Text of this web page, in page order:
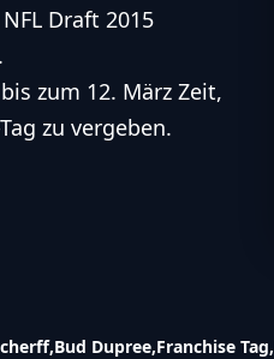
Draft 2015
zum 12. März Zeit,
zu vergeben.
Bud Dupree Franchise Tag